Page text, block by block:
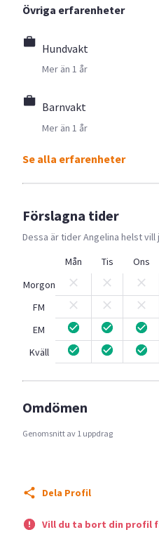
Övriga erfarenheter
Hundvakt
Mer än 1 år
Barnvakt
Mer än 1 år
Se alla erfarenheter
Förslagna tider
Dessa är tiderAngelina helst vill
Mån
Tis Ons
Morgon
FM
EM
Kväll
Omdömen
Genomsnitt av 1 uppdrag
Dela Profil
Vill du ta bort din profil